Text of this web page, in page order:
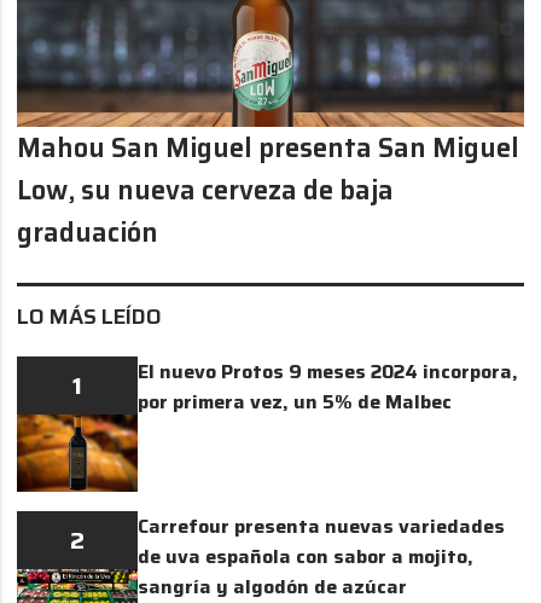
LO MÁS LEÍDO
1
El nuevo Protos 9 meses 2024 incorpora,
por primera vez, un 5% de Malbec
2
Carrefour presenta nuevas variedades
de uva española con sabor a mojito,
sangría y algodón de azúcar
Mahou San Miguel presenta San Miguel
Low, su nueva cerveza de baja
graduación